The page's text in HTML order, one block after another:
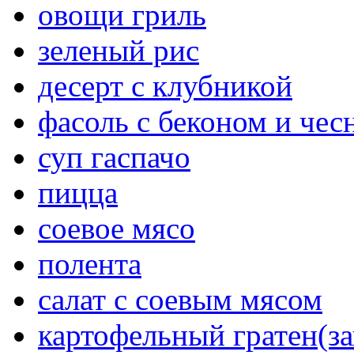
овощи гриль
зеленый рис
десерт с клубникой
фасоль с беконом и
суп гаспачо
пицца
соевое мясо
полента
салат с соевым мясом
картофельный